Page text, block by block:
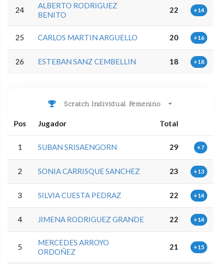
24
ALBERTO RODRIGUEZ
BENITO
22 +14
25 CARLOS MARTIN ARGUELLO 20 +16
26 ESTEBAN SANZ CEMBELLIN 18 +18
Scratch Individual Femenino
Pos Jugador Total
1 SUBAN SRISAENGORN 29 +7
2 SONIA CARRISQUE SANCHEZ 23 +13
3 SILVIA CUESTA PEDRAZ 22 +14
4 JIMENA RODRIGUEZ GRANDE 22 +14
5
MERCEDES ARROYO
ORDOÑEZ
21 +15